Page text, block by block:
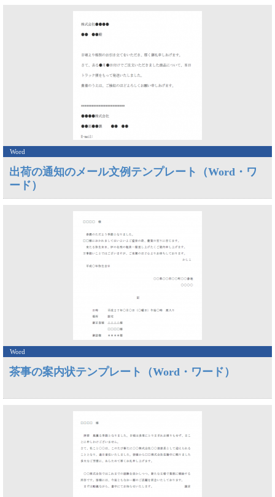
Word
出荷の通知のメール文例テンプレート（Word・ワ
ード）
Word
茶事の案内状テンプレート（Word・ワード）